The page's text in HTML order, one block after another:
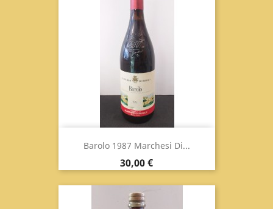
Barolo 1987 Marchesi Di...
Prezzo
30,00 €